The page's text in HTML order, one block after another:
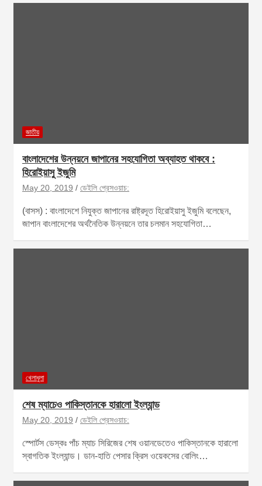
জাতীয়
বাংলাদেশের উন্নয়নে জাপানের সহযোগিতা অব্যাহত থাকবে :
হিরোইয়াসু ইজুমি
May 20, 2019 ডেইলি প্রেসওয়াচ:
(বাসস) : বাংলাদেশে নিযুক্ত জাপানের রাষ্ট্রদূত হিরোইয়াসু ইজুমি বলেছেন,
জাপান বাংলাদেশের অর্থনৈতিক উন্নয়নে তার চলমান সহযোগিতা…
খেলাধুলা
শেষ ম্যাচেও পাকিস্তানকে হারালো ইংল্যান্ড
May 20, 2019 ডেইলি প্রেসওয়াচ:
স্পোর্টস ডেস্কঃ পাঁচ ম্যাচ সিরিজের শেষ ওয়ানডেতেও পাকিস্তানকে হারালো
স্বাগতিক ইংল্যান্ড। ডান-হাতি পেসার ক্রিস ওয়েকসের বোলিং…